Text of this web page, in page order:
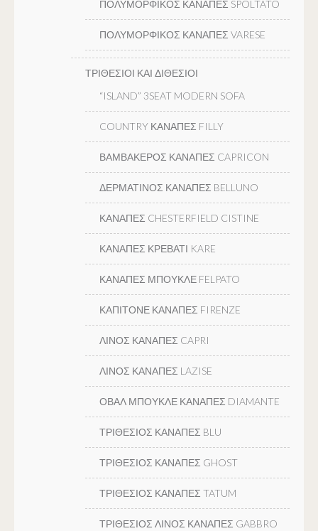
ΠΟΛΥΜΟΡΦΙΚΟΣ ΚΑΝΑΠΕΣ SPOLTATO
ΠΟΛΥΜΟΡΦΙΚΟΣ ΚΑΝΑΠΕΣ VARESE
ΤΡΙΘΕΣΙΟΙ ΚΑΙ ΔΙΘΕΣΙΟΙ
“ISLAND” 3SEAT MODERN SOFA
COUNTRY ΚΑΝΑΠΕΣ FILLY
ΒΑΜΒΑΚΕΡΟΣ ΚΑΝΑΠΕΣ CAPRICON
ΔΕΡΜΑΤΙΝΟΣ ΚΑΝΑΠΕΣ BELLUNO
ΚΑΝΑΠΕΣ CHESTERFIELD CISTINE
ΚΑΝΑΠΕΣ ΚΡΕΒΑΤΙ KARE
ΚΑΝΑΠΕΣ ΜΠΟΥΚΛΕ FELPATO
ΚΑΠΙΤΟΝΕ ΚΑΝΑΠΕΣ FIRENZE
ΛΙΝΟΣ ΚΑΝΑΠΕΣ CAPRI
ΛΙΝΟΣ ΚΑΝΑΠΕΣ LAZISE
ΟΒΑΛ ΜΠΟΥΚΛΕ ΚΑΝΑΠΕΣ DIAMANTE
ΤΡΙΘΕΣΙΟΣ ΚΑΝΑΠΕΣ BLU
ΤΡΙΘΕΣΙΟΣ ΚΑΝΑΠΕΣ GHOST
ΤΡΙΘΕΣΙΟΣ ΚΑΝΑΠΕΣ TATUM
ΤΡΙΘΕΣΙΟΣ ΛΙΝΟΣ ΚΑΝΑΠΕΣ GABBRO